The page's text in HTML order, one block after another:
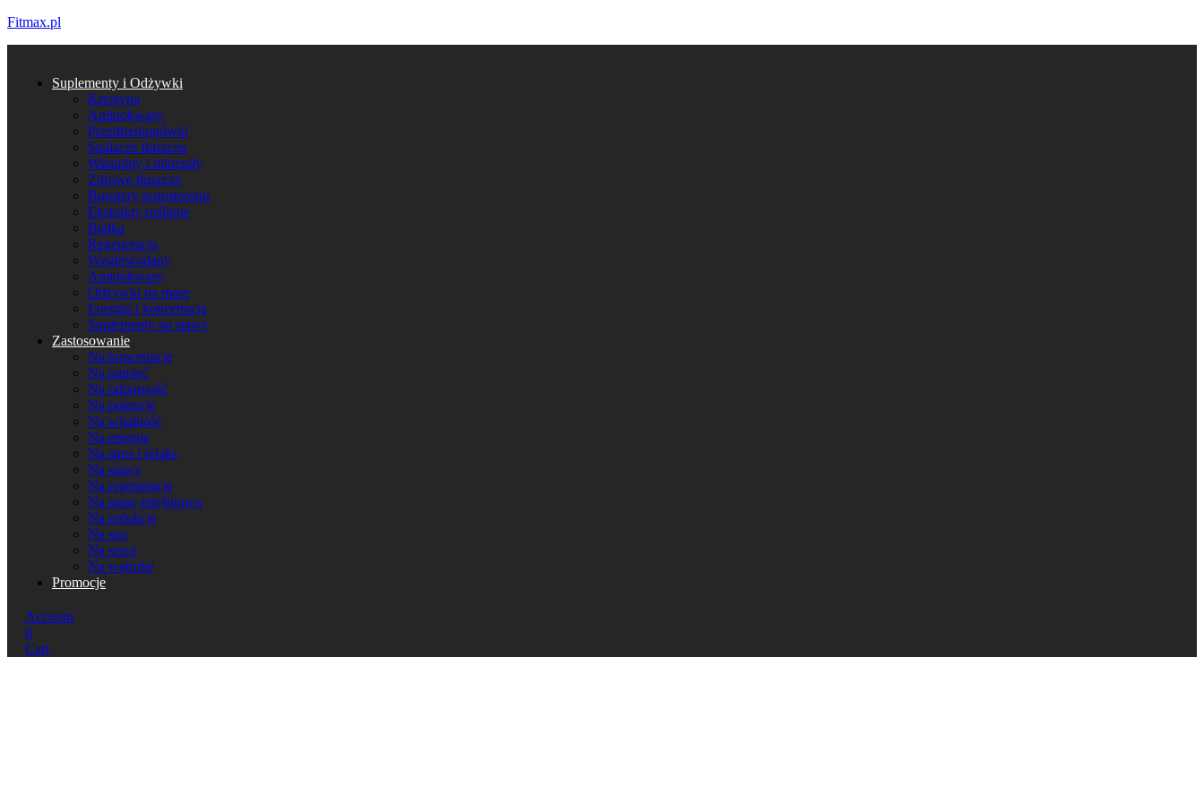
Fitmax.pl
Suplementy i Odżywki
Kreatyna
Aminokwasy
Przedtreningówki
Spalacze tłuszczu
Witaminy i minerały
Zdrowe tłuszcze
Boostery testosteronu
Ekstrakty roślinne
Białka
Regeneracja
Węglowodany
Aminokwasy
Odżywki na masę
Energia i koncetracja
Suplementy na stawy
Zastosowanie
Na koncetrację
Na pamięć
Na odporność
Na potencję
Na witalność
Na energię
Na stres i relaks
Na stawy
Na regenerację
Na masę mięśniową
Na redukcję
Na sen
Na serce
Na wątrobę
Promocje
Account
0
Cart